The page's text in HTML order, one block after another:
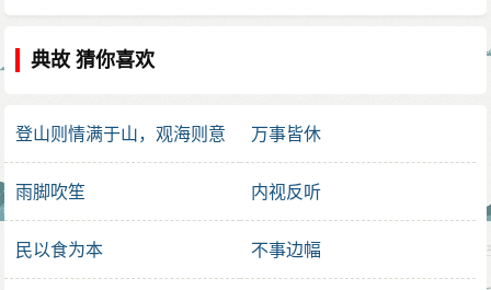
典故 猜你喜欢
登山则情满于山，观海则意
万事皆休
雨脚吹笙 内视反听
民以食为本 不事边幅